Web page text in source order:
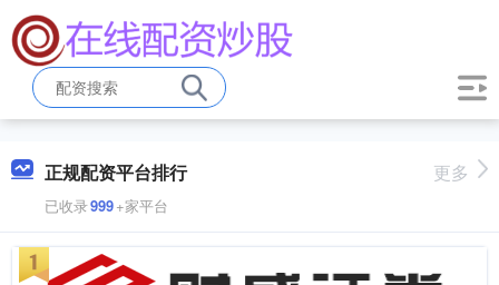
正规配资平台排行
已收录999+家平台
更多